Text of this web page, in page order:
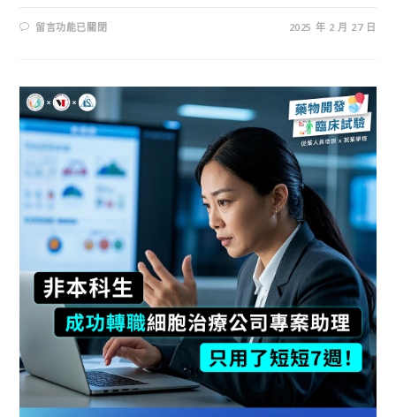
留言功能已關閉 2025 年 2 月 27 日